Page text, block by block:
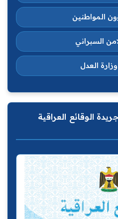
المواطنين
السبراني
العدل
(4875) من جريدة الوقائع العراقية